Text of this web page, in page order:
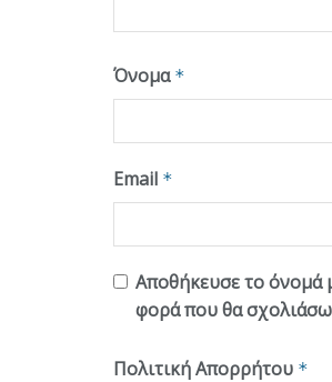
Όνομα *
Email *
Αποθήκευσε το όνομά
φορά που θα
Πολιτική Απορρήτου *